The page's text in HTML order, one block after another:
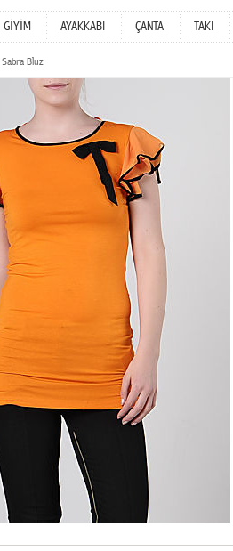
GİYİM AYAKKABI ÇANTA TAKI
Sabra Bluz